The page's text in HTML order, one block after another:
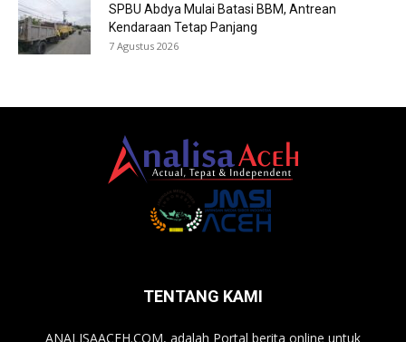
SPBU Abdya Mulai Batasi BBM, Antrean
Kendaraan Tetap Panjang
7 Agustus 2026
TENTANG KAMI
ANALISAACEH.COM, adalah Portal berita online untuk